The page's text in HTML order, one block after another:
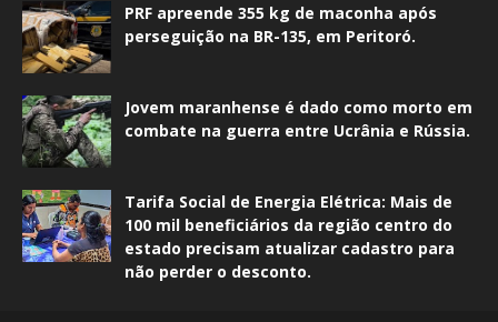
PRF apreende 355 kg de maconha após
perseguição na BR-135, em Peritoró.
Jovem maranhense é dado como morto em
combate na guerra entre Ucrânia e Rússia.
Tarifa Social de Energia Elétrica: Mais de
100 mil beneficiários da região centro do
estado precisam atualizar cadastro para
não perder o desconto.